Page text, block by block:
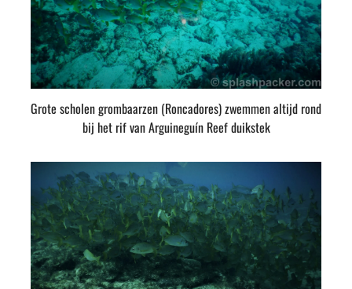
Grote scholen grombaarzen (Roncadores) zwemmen altijd rond
bij het rif van Arguineguín Reef duikstek